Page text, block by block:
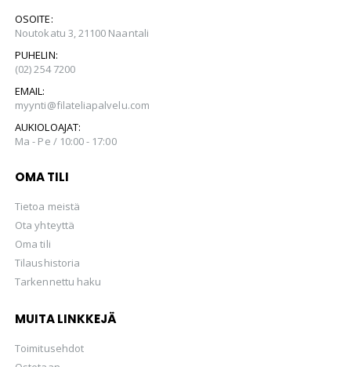
OSOITE:
Noutokatu 3, 21100 Naantali
PUHELIN:
(02) 254 7200
EMAIL:
myynti@filateliapalvelu.com
AUKIOLOAJAT:
Ma - Pe / 10:00 - 17:00
OMA TILI
Tietoa meistä
Ota yhteyttä
Oma tili
Tilaushistoria
Tarkennettu haku
MUITA LINKKEJÄ
Toimitusehdot